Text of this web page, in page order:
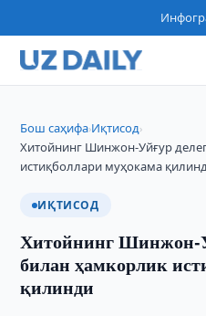
Бош саҳифа›Иқтисод›
Хитойнинг Шинжон-Уйғур
истиқболлари муҳокама
ИҚТИСОД
Хитойнинг Шинжон-
билан ҳамкорлик
қилинди